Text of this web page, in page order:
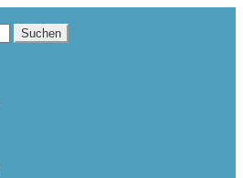
Suchen